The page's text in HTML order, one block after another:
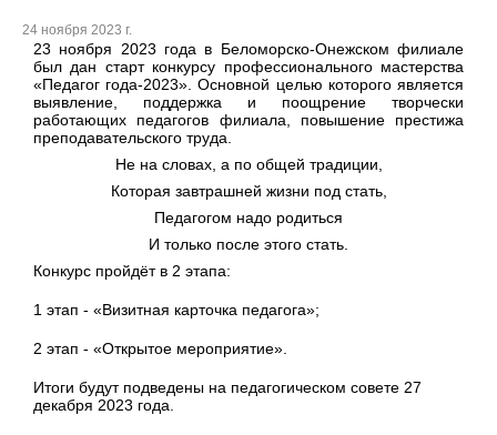
24 ноября 2023 г.
23 ноября 2023 года в Беломорско-Онежском филиале
был дан старт конкурсу профессионального мастерства
«Педагог года-2023». Основной целью которого является
выявление, поддержка и поощрение творчески
работающих педагогов филиала, повышение престижа
преподавательского труда.
Не на словах, а по общей традиции,
Которая завтрашней жизни под стать,
Педагогом надо родиться
И только после этого стать.
Конкурс пройдёт в 2 этапа:
1 этап - «Визитная карточка педагога»;
2 этап - «Открытое мероприятие».
Итоги будут подведены на педагогическом совете 27
декабря 2023 года.